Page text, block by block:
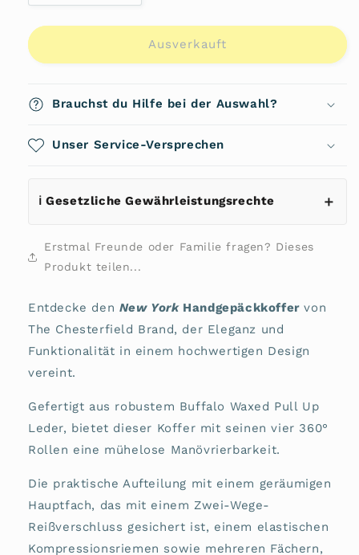
die
Menge
Trolley
York
von
Brand
die
Menge
Trolley
York
von
Brand
Ausverkauft
Brauchst du Hilfe bei der Auswahl?
Unser Service-Versprechen
ℹ️ Gesetzliche Gewährleistungsrechte
Erstmal Freunde oder Familie fragen? Dieses
Produkt teilen...
Entdecke den New YorkHandgepäckkoffervon
The Chesterfield Brand, der Eleganz und
Funktionalität in einem hochwertigen Design
vereint.
Gefertigt aus robustem Buffalo Waxed Pull Up
Leder, bietet dieser Koffer mit seinen vier 360°
Rollen eine mühelose Manövrierbarkeit.
Die praktische Aufteilung mit einem geräumigen
Hauptfach, das mit einem Zwei-Wege-
Reißverschluss gesichert ist, einem elastischen
Kompressionsriemen sowie mehreren Fächern,